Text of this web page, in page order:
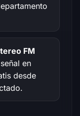
FM
en
desde